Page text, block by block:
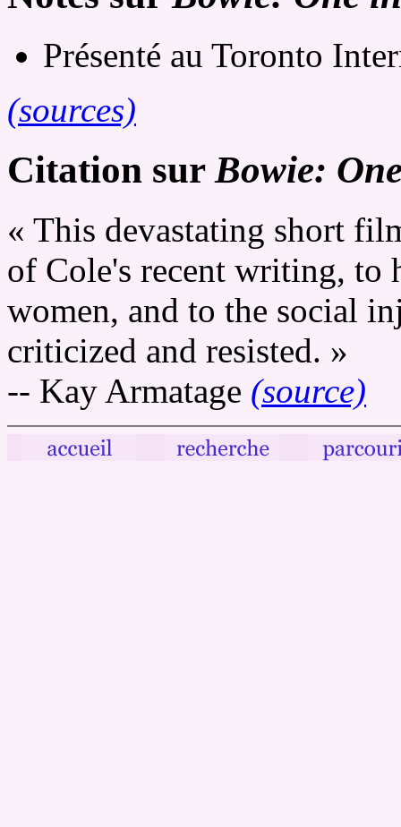
Présenté au Toronto
(sources)
Citation surBowie:
« This devastating short
of Cole's recent writing, to
women, and to the social
criticized and resisted. »
-- Kay Armatage (source)